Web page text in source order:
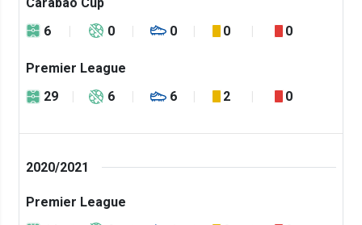
6
0 0 0 0
Premier League
29
6 6 2 0
2020/2021
Premier League